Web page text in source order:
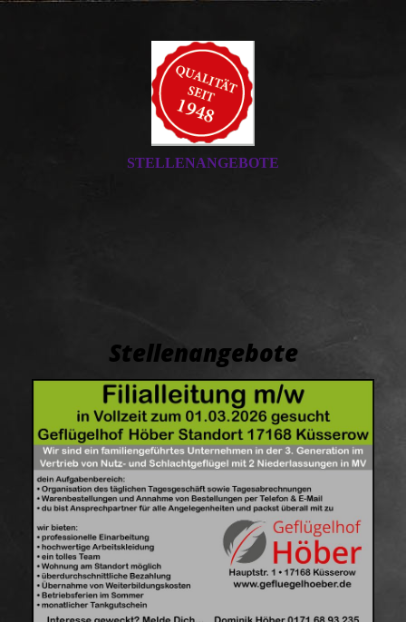
STELLENANGEBOTE
Stellenangebote